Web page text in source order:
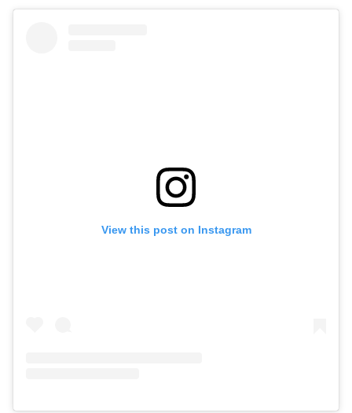
View this post on Instagram